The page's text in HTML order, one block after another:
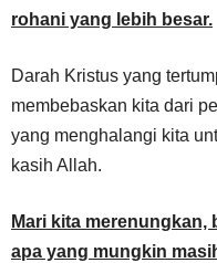
rohani yang lebih besar.
Darah Kristus yang
membebaskan kita dari
yang menghalangi kita
kasih Allah.
Mari kita
apa yang mungkin